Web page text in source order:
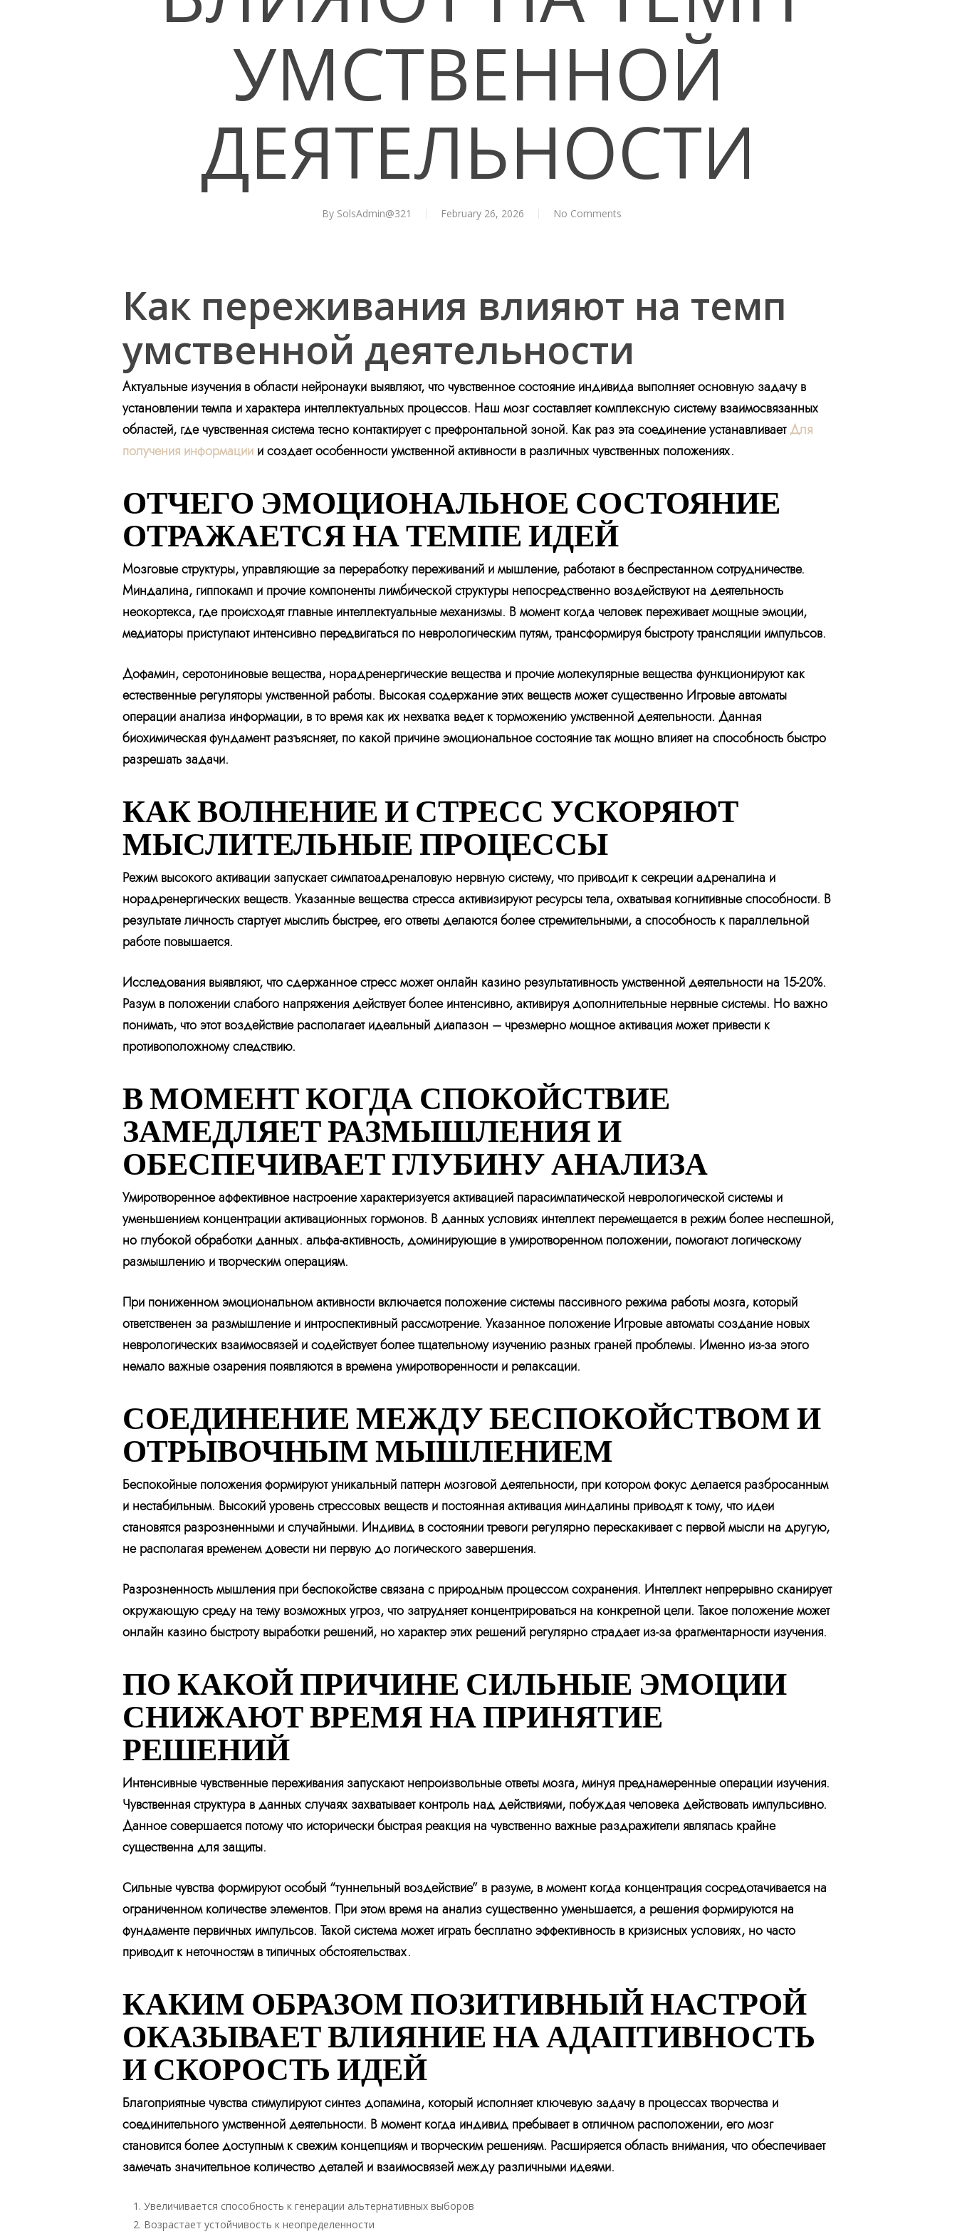
УМСТВЕННОЙ
ДЕЯТЕЛЬНОСТИ
By SolsAdmin@321 February 26, 2026 No Comments
Как переживания влияют на темп
умственной деятельности
Актуальные изучения в области нейронауки выявляют, что чувственное состояние индивида выполняет основную задачу в
установлении темпа и характера интеллектуальных процессов. Наш мозг составляет комплексную систему взаимосвязанных
областей, где чувственная система тесно контактирует с префронтальной зоной. Как раз эта соединение устанавливаетДля
получения информации и создает особенности умственной активности в различных чувственных положениях.
ОТЧЕГО ЭМОЦИОНАЛЬНОЕ СОСТОЯНИЕ
ОТРАЖАЕТСЯ НА ТЕМПЕ ИДЕЙ
Мозговые структуры, управляющие за переработку переживаний и мышление, работают в беспрестанном сотрудничестве.
Миндалина, гиппокамп и прочие компоненты лимбической структуры непосредственно воздействуют на деятельность
неокортекса, где происходят главные интеллектуальные механизмы. В момент когда человек переживает мощные эмоции,
медиаторы приступают интенсивно передвигаться по неврологическим путям, трансформируя быстроту трансляции импульсов.
Дофамин, серотониновые вещества, норадренергические вещества и прочие молекулярные вещества функционируют как
естественные регуляторы умственной работы. Высокая содержание этих веществ может существенно Игровые автоматы
операции анализа информации, в то время как их нехватка ведет к торможению умственной деятельности. Данная
биохимическая фундамент разъясняет, по какой причине эмоциональное состояние так мощно влияет на способность быстро
разрешать задачи.
КАК ВОЛНЕНИЕ И СТРЕСС УСКОРЯЮТ
МЫСЛИТЕЛЬНЫЕ ПРОЦЕССЫ
Режим высокого активации запускает симпатоадреналовую нервную систему, что приводит к секреции адреналина и
норадренергических веществ. Указанные вещества стресса активизируют ресурсы тела, охватывая когнитивные способности. В
результате личность стартует мыслить быстрее, его ответы делаются более стремительными, а способность к параллельной
работе повышается.
Исследования выявляют, что сдержанное стресс может онлайн казино результативность умственной деятельности на 15-20%.
Разум в положении слабого напряжения действует более интенсивно, активируя дополнительные нервные системы. Но важно
понимать, что этот воздействие располагает идеальный диапазон – чрезмерно мощное активация может привести к
противоположному следствию.
В МОМЕНТ КОГДА СПОКОЙСТВИЕ
ЗАМЕДЛЯЕТ РАЗМЫШЛЕНИЯ И
ОБЕСПЕЧИВАЕТ ГЛУБИНУ АНАЛИЗА
Умиротворенное аффективное настроение характеризуется активацией парасимпатической неврологической системы и
уменьшением концентрации активационных гормонов. В данных условиях интеллект перемещается в режим более неспешной,
но глубокой обработки данных. альфа-активность, доминирующие в умиротворенном положении, помогают логическому
размышлению и творческим операциям.
При пониженном эмоциональном активности включается положение системы пассивного режима работы мозга, который
ответственен за размышление и интроспективный рассмотрение. Указанное положение Игровые автоматы создание новых
неврологических взаимосвязей и содействует более тщательному изучению разных граней проблемы. Именно из-за этого
немало важные озарения появляются в времена умиротворенности и релаксации.
СОЕДИНЕНИЕ МЕЖДУ БЕСПОКОЙСТВОМ И
ОТРЫВОЧНЫМ МЫШЛЕНИЕМ
Беспокойные положения формируют уникальный паттерн мозговой деятельности, при котором фокус делается разбросанным
и нестабильным. Высокий уровень стрессовых веществ и постоянная активация миндалины приводят к тому, что идеи
становятся разрозненными и случайными. Индивид в состоянии тревоги регулярно перескакивает с первой мысли на другую,
не располагая временем довести ни первую до логического завершения.
Разрозненность мышления при беспокойстве связана с природным процессом сохранения. Интеллект непрерывно сканирует
окружающую среду на тему возможных угроз, что затрудняет концентрироваться на конкретной цели. Такое положение может
онлайн казино быстроту выработки решений, но характер этих решений регулярно страдает из-за фрагментарности изучения.
ПО КАКОЙ ПРИЧИНЕ СИЛЬНЫЕ ЭМОЦИИ
СНИЖАЮТ ВРЕМЯ НА ПРИНЯТИЕ
РЕШЕНИЙ
Интенсивные чувственные переживания запускают непроизвольные ответы мозга, минуя преднамеренные операции изучения.
Чувственная структура в данных случаях захватывает контроль над действиями, побуждая человека действовать импульсивно.
Данное совершается потому что исторически быстрая реакция на чувственно важные раздражители являлась крайне
существенна для защиты.
Сильные чувства формируют особый “туннельный воздействие” в разуме, в момент когда концентрация сосредотачивается на
ограниченном количестве элементов. При этом время на анализ существенно уменьшается, а решения формируются на
фундаменте первичных импульсов. Такой система может играть бесплатно эффективность в кризисных условиях, но часто
приводит к неточностям в типичных обстоятельствах.
КАКИМ ОБРАЗОМ ПОЗИТИВНЫЙ НАСТРОЙ
ОКАЗЫВАЕТ ВЛИЯНИЕ НА АДАПТИВНОСТЬ
И СКОРОСТЬ ИДЕЙ
Благоприятные чувства стимулируют синтез допамина, который исполняет ключевую задачу в процессах творчества и
соединительного умственной деятельности. В момент когда индивид пребывает в отличном расположении, его мозг
становится более доступным к свежим концепциям и творческим решениям. Расширяется область внимания, что обеспечивает
замечать значительное количество деталей и взаимосвязей между различными идеями.
Увеличивается способность к генерации альтернативных выборов
Возрастает устойчивость к неопределенности